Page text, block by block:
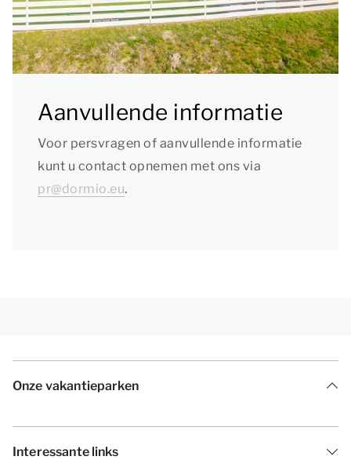
Aanvullende informatie
Voor persvragen of aanvullende informatie
kunt u contact opnemen met ons via
pr@dormio.eu.
Onze vakantieparken
Interessante links